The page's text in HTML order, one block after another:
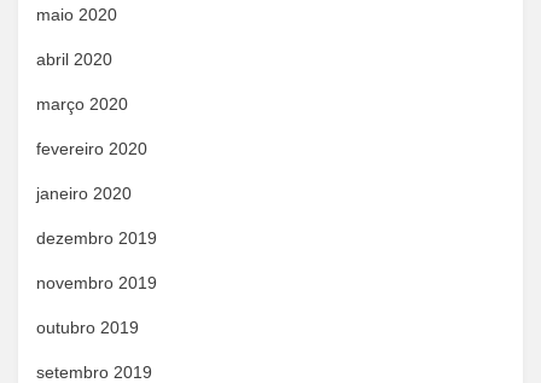
maio 2020
abril 2020
março 2020
fevereiro 2020
janeiro 2020
dezembro 2019
novembro 2019
outubro 2019
setembro 2019